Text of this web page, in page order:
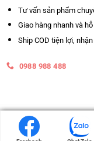
Tư vấn sản phẩm
Giao hàng nhanh và
Ship COD tiện lợi,
0988 988 488